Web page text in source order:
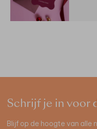
Schrijf je in voor
Blijf op de hoogte van alle